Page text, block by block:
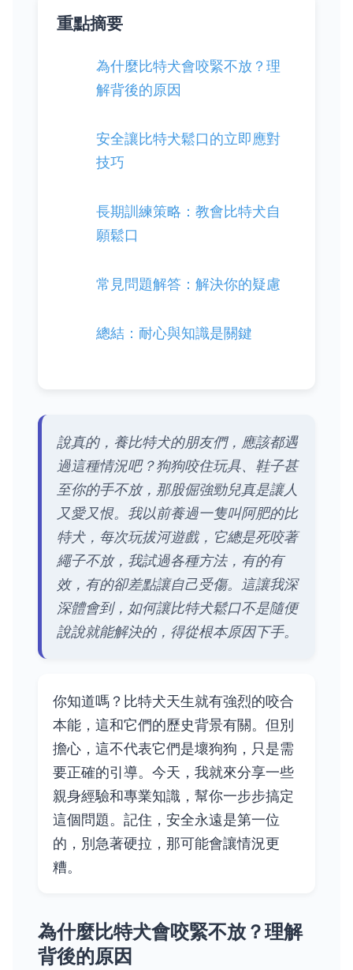
重點摘要
為什麼比特犬會咬緊不放？理
解背後的原因
安全讓比特犬鬆口的立即應對
技巧
長期訓練策略：教會比特犬自
願鬆口
常見問題解答：解決你的疑慮
總結：耐心與知識是關鍵
說真的，養比特犬的朋友們，應該都遇
過這種情況吧？狗狗咬住玩具、鞋子甚
至你的手不放，那股倔強勁兒真是讓人
又愛又恨。我以前養過一隻叫阿肥的比
特犬，每次玩拔河遊戲，它總是死咬著
繩子不放，我試過各種方法，有的有
效，有的卻差點讓自己受傷。這讓我深
深體會到，如何讓比特犬鬆口不是隨便
說說就能解決的，得從根本原因下手。
你知道嗎？比特犬天生就有強烈的咬合
本能，這和它們的歷史背景有關。但別
擔心，這不代表它們是壞狗狗，只是需
要正確的引導。今天，我就來分享一些
親身經驗和專業知識，幫你一步步搞定
這個問題。記住，安全永遠是第一位
的，別急著硬拉，那可能會讓情況更
糟。
為什麼比特犬會咬緊不放？理解
背後的原因